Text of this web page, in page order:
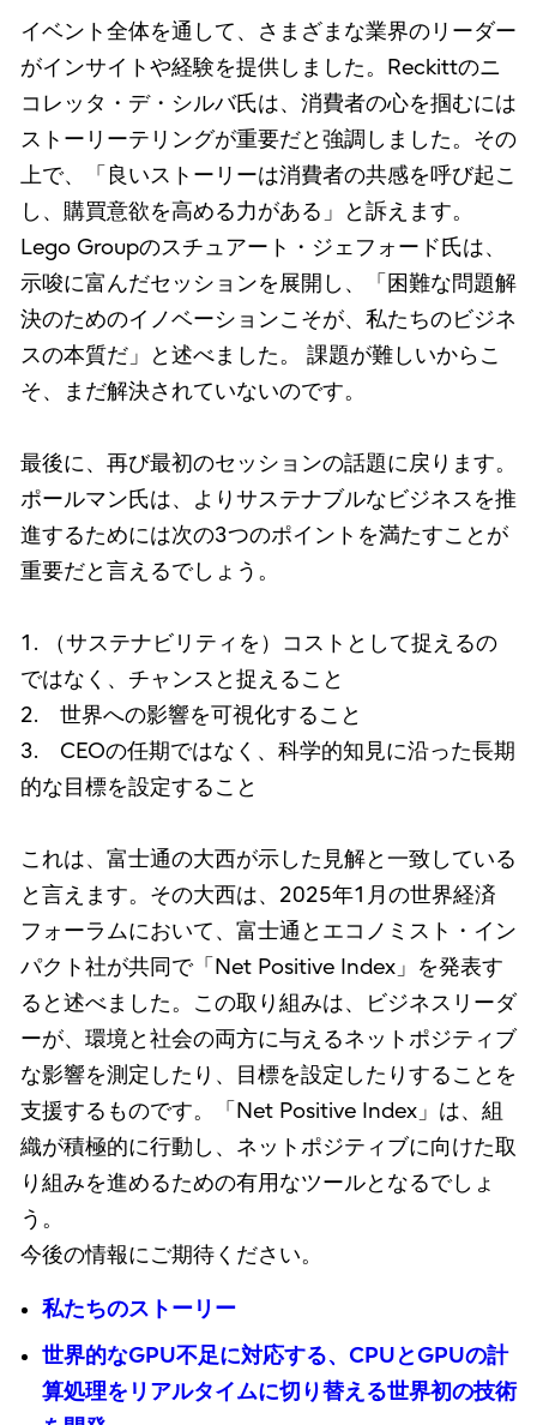
イベント全体を通して、さまざまな業界のリーダー
がインサイトや経験を提供しました。Reckittのニ
コレッタ・デ・シルバ氏は、消費者の心を掴むには
ストーリーテリングが重要だと強調しました。その
上で、「良いストーリーは消費者の共感を呼び起こ
し、購買意欲を高める力がある」と訴えます。
Lego Groupのスチュアート・ジェフォード氏は、
示唆に富んだセッションを展開し、「困難な問題解
決のためのイノベーションこそが、私たちのビジネ
スの本質だ」と述べました。 課題が難しいからこ
そ、まだ解決されていないのです。
最後に、再び最初のセッションの話題に戻ります。
ポールマン氏は、よりサステナブルなビジネスを推
進するためには次の3つのポイントを満たすことが
重要だと言えるでしょう。
1. （サステナビリティを）コストとして捉えるの
ではなく、チャンスと捉えること
2. 世界への影響を可視化すること
3. CEOの任期ではなく、科学的知見に沿った長期
的な目標を設定すること
これは、富士通の大西が示した見解と一致している
と言えます。その大西は、2025年1月の世界経済
フォーラムにおいて、富士通とエコノミスト・イン
パクト社が共同で「Net Positive Index」を発表す
ると述べました。この取り組みは、ビジネスリーダ
ーが、環境と社会の両方に与えるネットポジティブ
な影響を測定したり、目標を設定したりすることを
支援するものです。「Net Positive Index」は、組
織が積極的に行動し、ネットポジティブに向けた取
り組みを進めるための有用なツールとなるでしょ
う。
今後の情報にご期待ください。
私たちのストーリー
世界的なGPU不足に対応する、CPUとGPUの計
算処理をリアルタイムに切り替える世界初の技術